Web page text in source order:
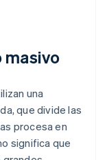
masivo
una
que divide las
procesa en
significa que